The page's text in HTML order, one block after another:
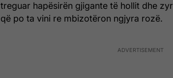
treguar hapësirën gjigante të hollit dhe
që po ta vini re mbizotëron ngjyra rozë.